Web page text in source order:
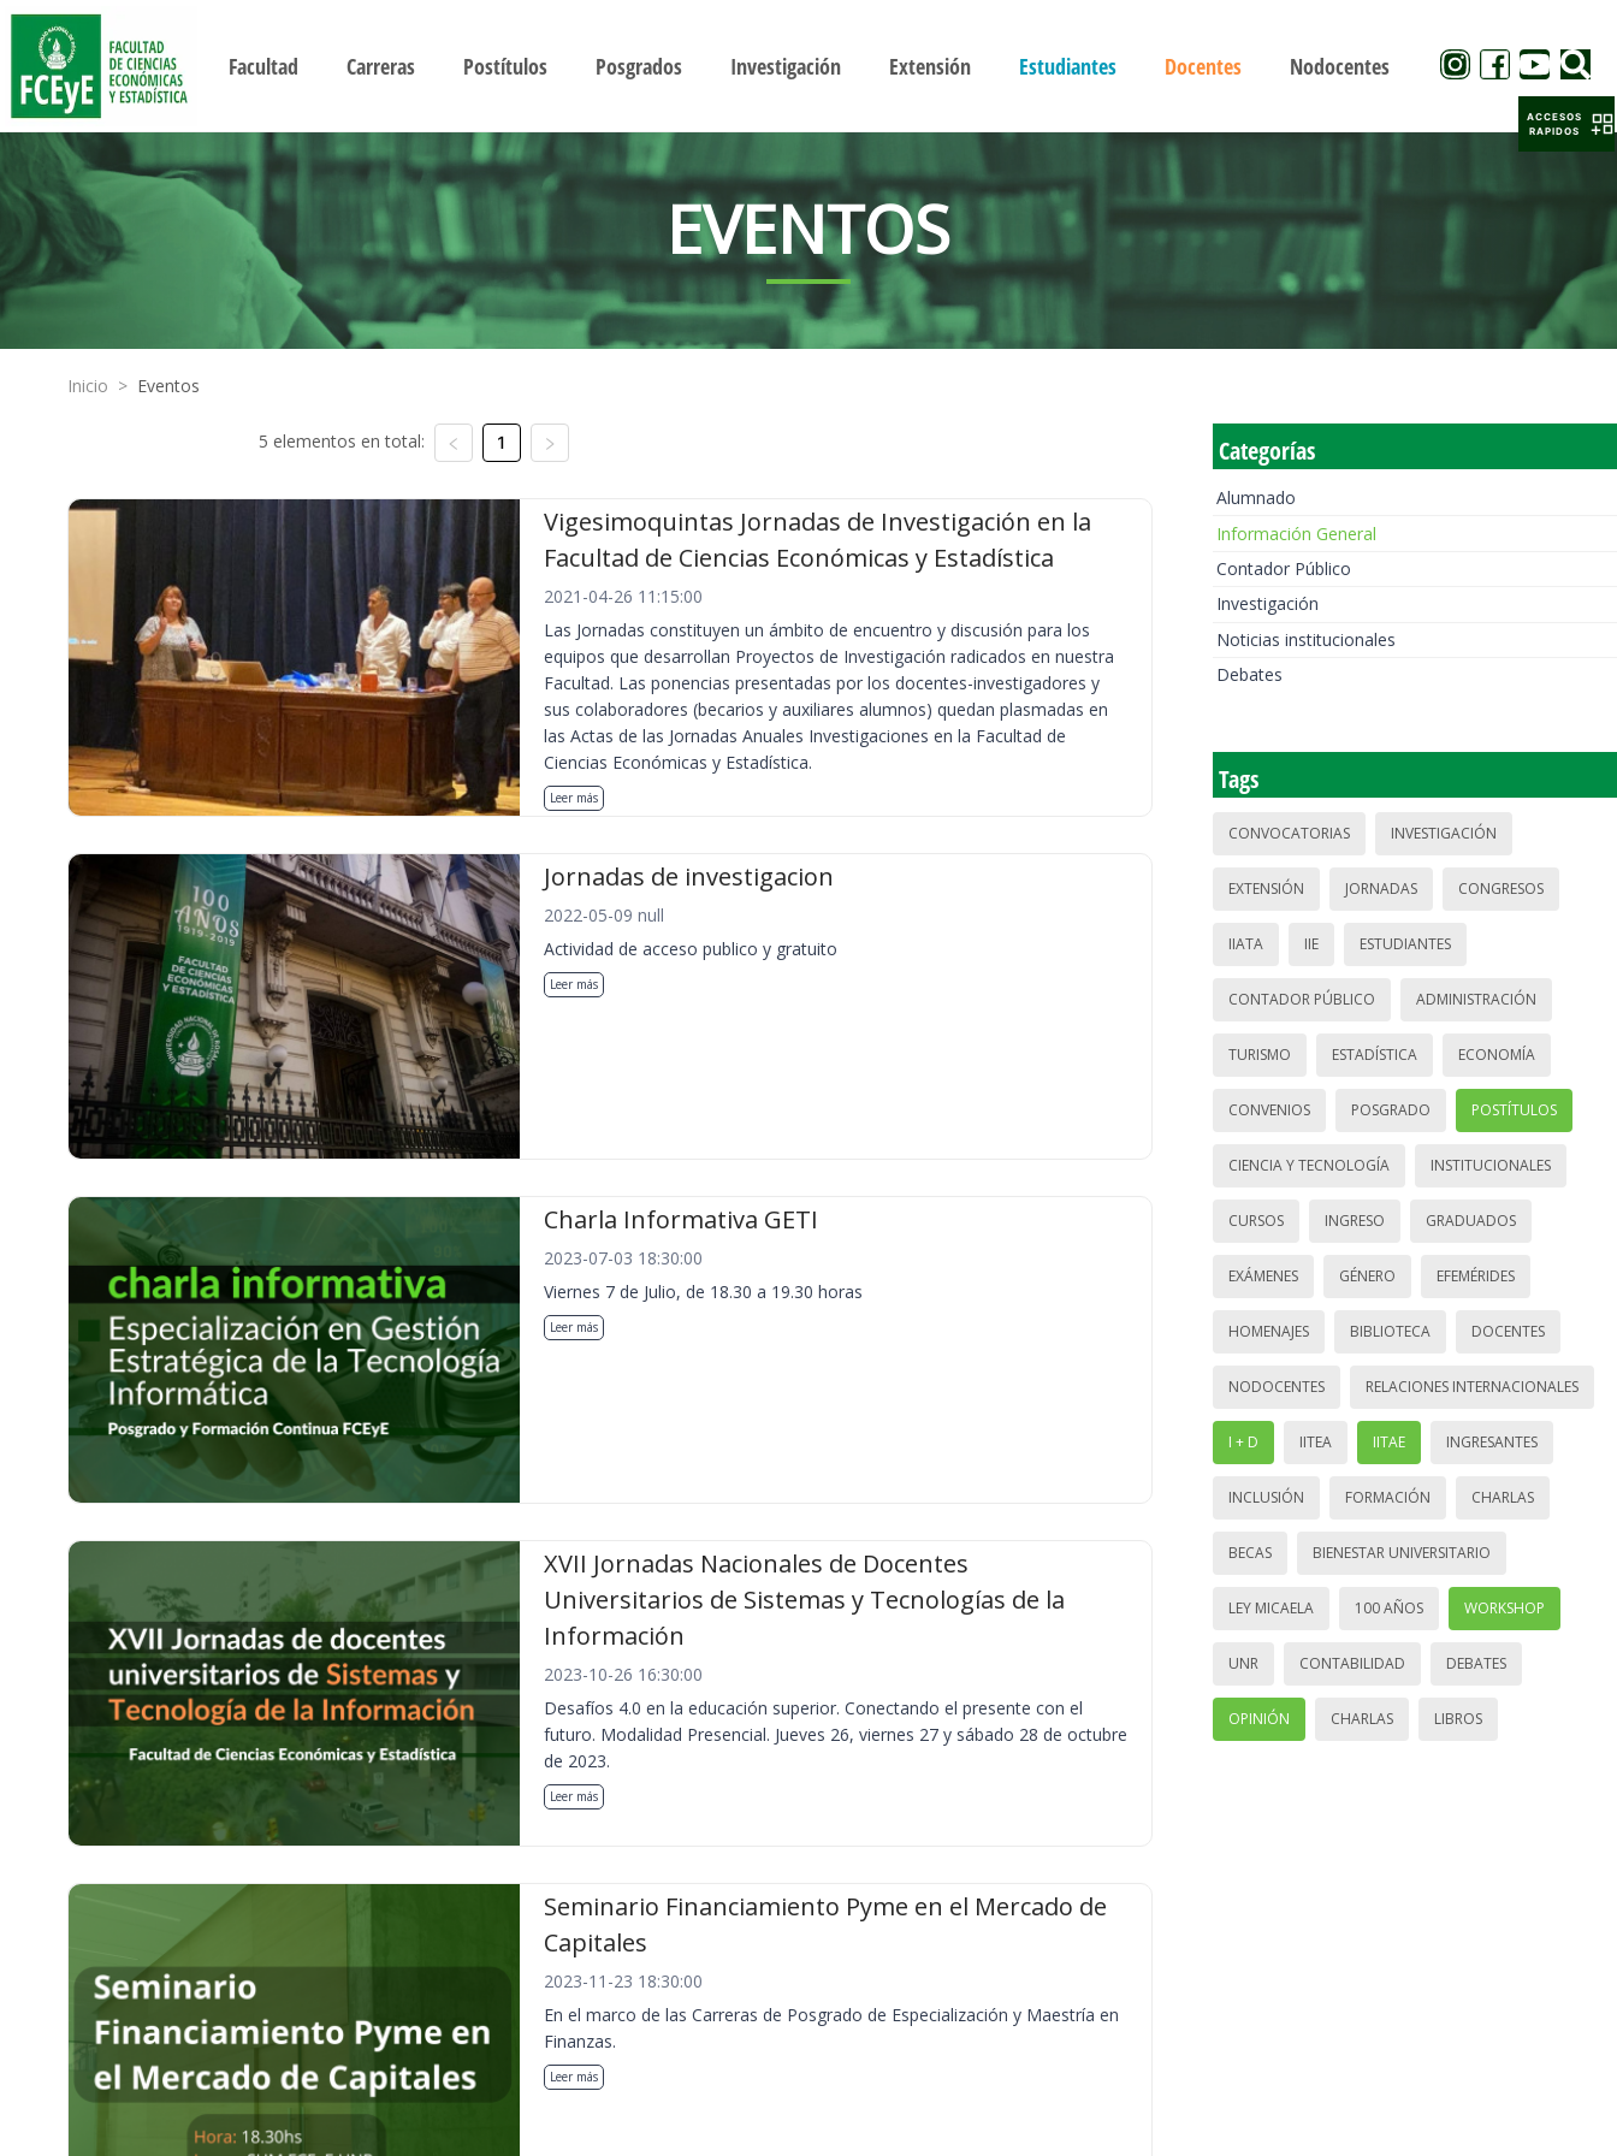
Facultad Carreras Postítulos Posgrados Investigación Extensión Estudiantes Docentes Nodocentes
EVENTOS
Inicio > Eventos
5 elementos en total: 1
Vigesimoquintas Jornadas de Investigación en la
Facultad de Ciencias Económicas y Estadística
2021-04-26 11:15:00
Las Jornadas constituyen un ámbito de encuentro y discusión para los
equipos que desarrollan Proyectos de Investigación radicados en nuestra
Facultad. Las ponencias presentadas por los docentes-investigadores y
sus colaboradores (becarios y auxiliares alumnos) quedan plasmadas en
las Actas de las Jornadas Anuales Investigaciones en la Facultad de
Ciencias Económicas y Estadística.
Leer más
Jornadas de investigacion
2022-05-09 null
Actividad de acceso publico y gratuito
Leer más
Charla Informativa GETI
2023-07-03 18:30:00
Viernes 7 de Julio, de 18.30 a 19.30 horas
Leer más
XVII Jornadas Nacionales de Docentes
Universitarios de Sistemas y Tecnologías de la
Información
2023-10-26 16:30:00
Desafíos 4.0 en la educación superior. Conectando el presente con el
futuro. Modalidad Presencial. Jueves 26, viernes 27 y sábado 28 de octubre
de 2023.
Leer más
Seminario Financiamiento Pyme en el Mercado de
Capitales
2023-11-23 18:30:00
En el marco de las Carreras de Posgrado de Especialización y Maestría en
Finanzas.
Leer más
Categorías
Alumnado
Información General
Contador Público
Investigación
Noticias institucionales
Debates
Tags
CONVOCATORIAS INVESTIGACIÓN
EXTENSIÓN JORNADAS CONGRESOS
IIATA IIE ESTUDIANTES
CONTADOR PÚBLICO ADMINISTRACIÓN
TURISMO ESTADÍSTICA ECONOMÍA
CONVENIOS POSGRADO POSTÍTULOS
CIENCIA Y TECNOLOGÍA INSTITUCIONALES
CURSOS INGRESO GRADUADOS
EXÁMENES GÉNERO EFEMÉRIDES
HOMENAJES BIBLIOTECA DOCENTES
NODOCENTES RELACIONES INTERNACIONALES
I + D IITEA IITAE INGRESANTES
INCLUSIÓN FORMACIÓN CHARLAS
BECAS BIENESTAR UNIVERSITARIO
LEY MICAELA 100 AÑOS WORKSHOP
UNR CONTABILIDAD DEBATES
OPINIÓN CHARLAS LIBROS
ACCESOS
RAPIDOS